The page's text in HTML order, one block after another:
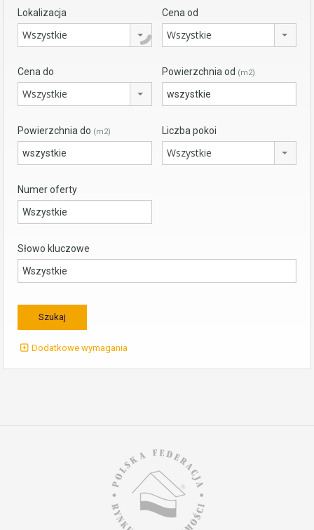
Lokalizacja
Wszystkie
Cena od
Wszystkie
Cena do
Wszystkie
Powierzchnia od (m2)
Powierzchnia do (m2) Liczba pokoi
Wszystkie
Numer oferty
Słowo kluczowe
Dodatkowe wymagania